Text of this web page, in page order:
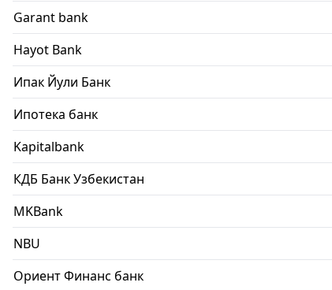
Garant bank
Hayot Bank
Ипак Йули Банк
Ипотека банк
Kapitalbank
КДБ Банк Узбекистан
MKBank
NBU
Ориент Финанс банк